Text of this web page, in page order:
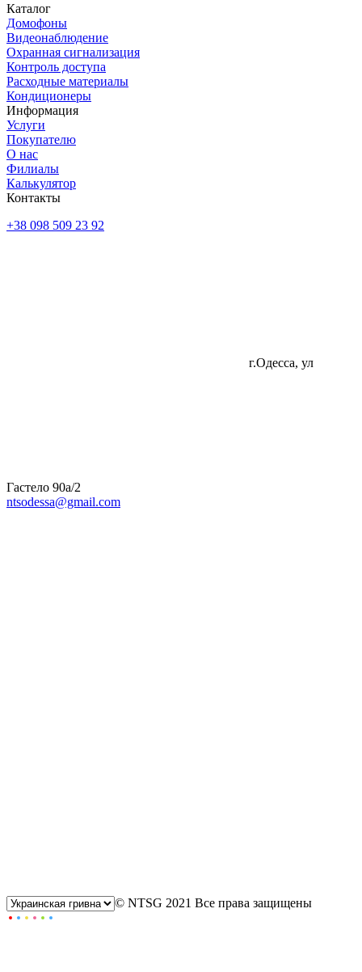
Каталог
Домофоны
Видеонаблюдение
Охранная сигнализация
Контроль доступа
Расходные материалы
Кондиционеры
Информация
Услуги
Покупателю
О нас
Филиалы
Калькулятор
Контакты
+38 098 509 23 92
г.Одесса, ул
Гастело 90а/2
ntsodessa@gmail.com
© NTSG 2021 Все права защищены